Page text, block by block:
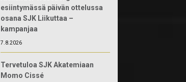
esiintymässä päivän ottelussa
osana SJK Liikuttaa –
kampanjaa
7.8.2026
Tervetuloa SJK Akatemiaan
Momo Cissé